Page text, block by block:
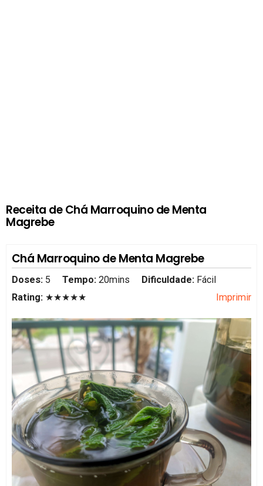
Receita de Chá Marroquino de Menta
Magrebe
Chá Marroquino de Menta Magrebe
Doses: 5 Tempo: 20mins Dificuldade: Fácil
Rating: ★★★★★ Imprimir